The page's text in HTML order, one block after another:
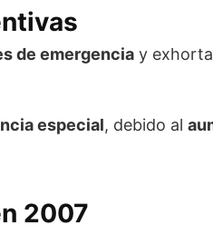
de emergencia y
especial, debido al
2007